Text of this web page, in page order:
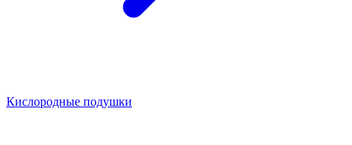
Кислородные подушки